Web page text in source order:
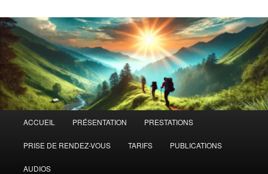
principal
ACCUEIL PRÉSENTATION PRESTATIONS
PRISE DE RENDEZ-VOUS TARIFS PUBLICATIONS
AUDIOS